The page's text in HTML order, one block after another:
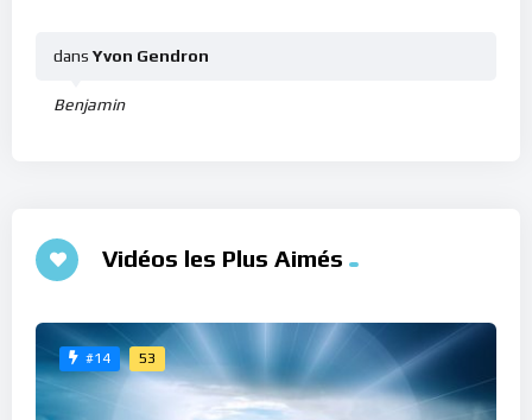
Benjamin
dans Yvon Gendron
Vidéos les Plus Aimés
#14 53